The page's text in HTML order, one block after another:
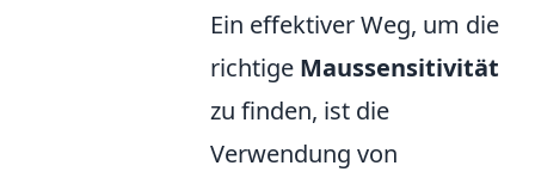
Ein effektiver Weg, um die
richtige Maussensitivität
zu finden, ist die
Verwendung von